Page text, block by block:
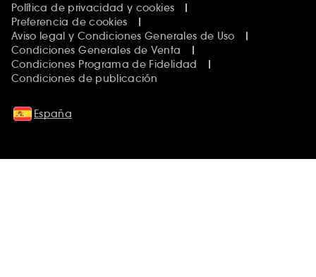
Política de privacidad y cookies
Preferencia de cookies
Aviso legal y Condiciones Generales de Uso
Condiciones Generales de Venta
Condiciones Programa de Fidelidad
Condiciones de publicación
España